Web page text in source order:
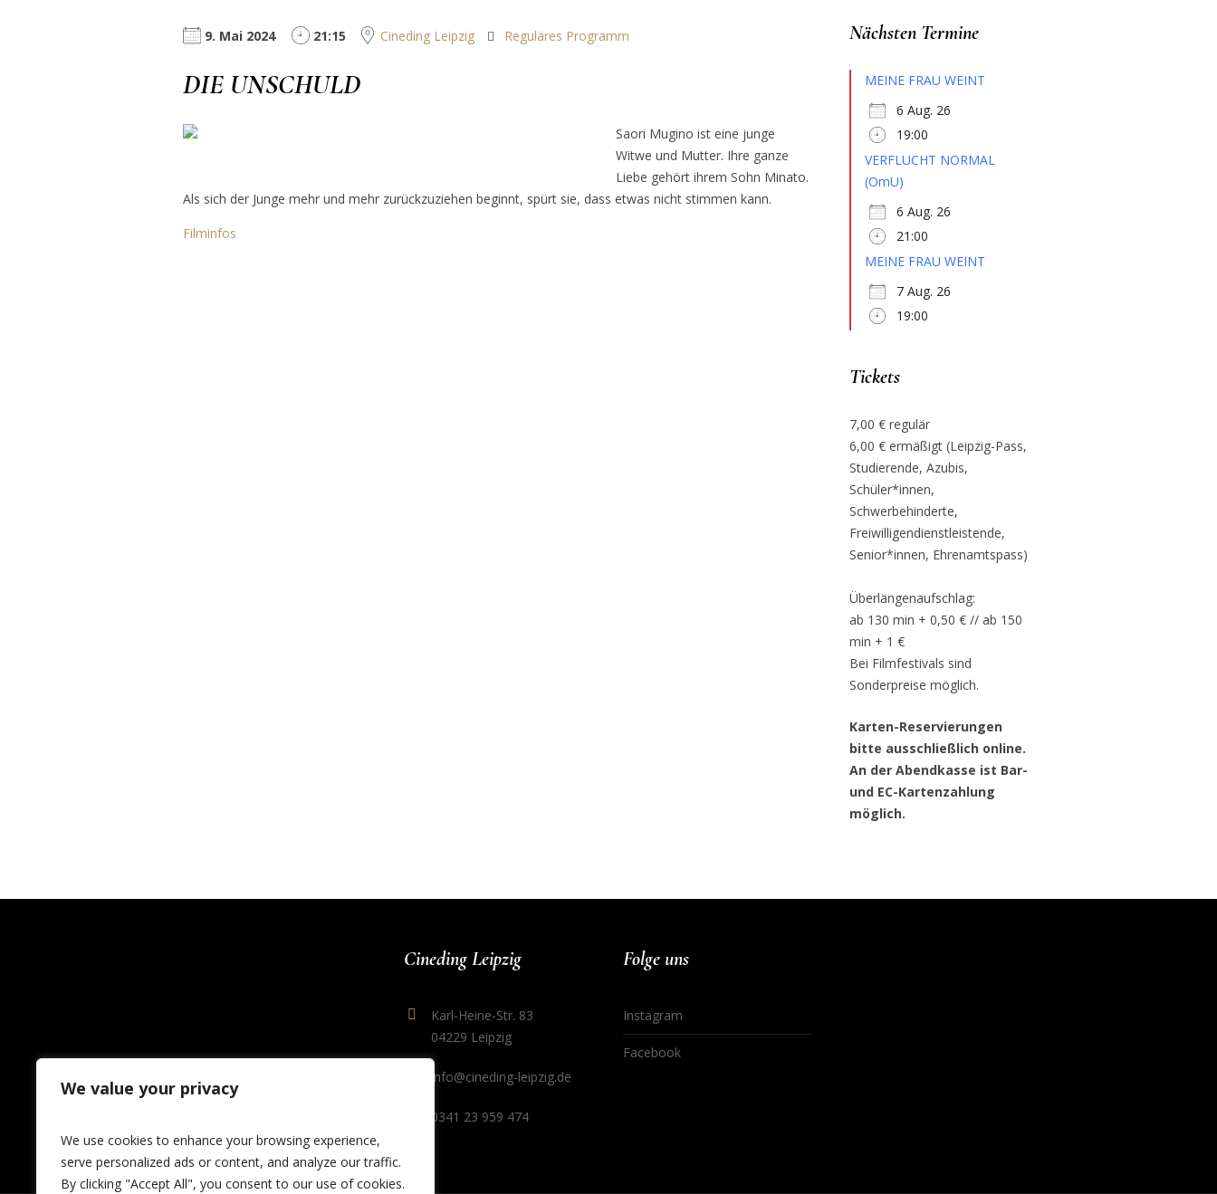
We value your privacy
We use cookies to enhance your browsing experience,
serve personalized ads or content, and analyze our traffic.
By clicking "Accept All", you consent to our use of cookies.
9. Mai 2024 21:15 Cineding Leipzig Reguläres Programm
DIE UNSCHULD
Saori Mugino ist eine junge
Witwe und Mutter. Ihre ganze
Liebe gehört ihrem Sohn Minato.
Als sich der Junge mehr und mehr zurückzuziehen beginnt, spürt sie, dass etwas nicht stimmen kann.
Filminfos
Nächsten Termine
MEINE FRAU WEINT
6 Aug. 26
19:00
VERFLUCHT NORMAL
(OmU)
6 Aug. 26
21:00
MEINE FRAU WEINT
7 Aug. 26
19:00
Tickets
7,00 € regulär
6,00 € ermäßigt (Leipzig-Pass,
Studierende, Azubis,
Schüler*innen,
Schwerbehinderte,
Freiwilligendienstleistende,
Senior*innen, Ehrenamtspass)
Überlängenaufschlag:
ab 130 min + 0,50 € // ab 150
min + 1 €
Bei Filmfestivals sind
Sonderpreise möglich.
Karten-Reservierungen
bitte ausschließlich online.
An der Abendkasse ist Bar-
und EC-Kartenzahlung
möglich.
Cineding Leipzig
Karl-Heine-Str. 83
04229 Leipzig
info@cineding-leipzig.de
0341 23 959 474
Folge uns
Instagram
Facebook